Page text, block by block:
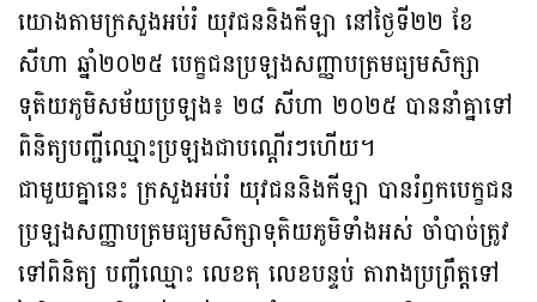
យោងតាមក្រសួងអប់រំ យុវជននិងកីឡា នៅថ្ងៃទី២២ ខែ
សីហា ឆ្នាំ២០២៥ បេក្ខជនប្រឡងសញ្ញាបត្រមធ្យមសិក្សា
ទុតិយភូមិសម័យប្រឡង៖ ២៨ សីហា ២០២៥ បាននាំគ្នាទៅ
ពិនិត្យបញ្ជីឈ្មោះប្រឡងជាបណ្ដើរៗហើយ។
ជាមួយគ្នានេះ ក្រសួងអប់រំ យុវជននិងកីឡា បានរំឭកបេក្ខជន
ប្រឡងសញ្ញាបត្រមធ្យមសិក្សាទុតិយភូមិទាំងអស់ ចាំបាច់ត្រូវ
ទៅពិនិត្យ បញ្ជីឈ្មោះ លេខតុ លេខបន្ទប់ តារាងប្រព្រឹត្តទៅ